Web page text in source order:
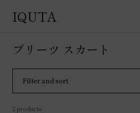
IQUTA
プリーツ スカート
Filter and sort
2 products